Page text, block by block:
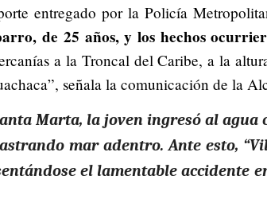
entregado por la Policía
de 25 años, y los hechos
a la Troncal del Caribe, a la
señala la comunicación de la
Marta, la joven ingresó al
mar adentro. Ante esto,
el lamentable accidente